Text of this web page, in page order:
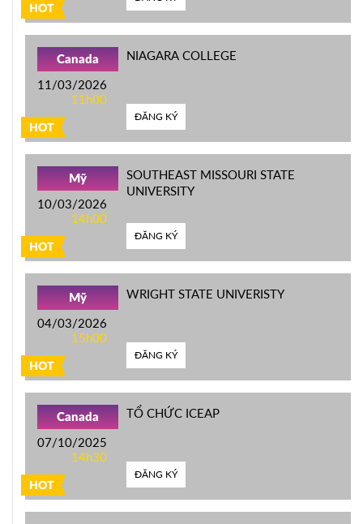
HOT
HOT
Canada
11/03/2026
11h00
NIAGARA COLLEGE
ĐĂNG KÝ
HOT
Mỹ
10/03/2026
14h00
SOUTHEAST MISSOURI STATE
UNIVERSITY
ĐĂNG KÝ
HOT
Mỹ
04/03/2026
15h00
WRIGHT STATE UNIVERISTY
ĐĂNG KÝ
HOT
Canada
07/10/2025
14h30
TỔ CHỨC ICEAP
ĐĂNG KÝ